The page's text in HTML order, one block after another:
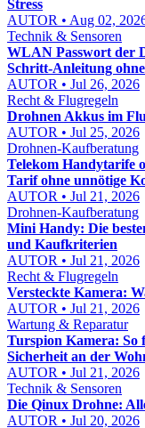
Stress
AUTOR • Aug 02,
Technik & Sensoren
WLAN Passwort der
Schritt-Anleitung
AUTOR • Jul 26, 2026
Recht & Flugregeln
Drohnen Akkus im
AUTOR • Jul 25, 2026
Drohnen-Kaufberatung
Telekom Handytarife
Tarif ohne unnötige
AUTOR • Jul 21, 2026
Drohnen-Kaufberatung
Mini Handy: Die
und Kaufkriterien
AUTOR • Jul 21, 2026
Recht & Flugregeln
Versteckte Kamera:
AUTOR • Jul 21, 2026
Wartung & Reparatur
Turspion Kamera: So
Sicherheit an der
AUTOR • Jul 21, 2026
Technik & Sensoren
Die Qinux Drohne:
AUTOR • Jul 20, 2026